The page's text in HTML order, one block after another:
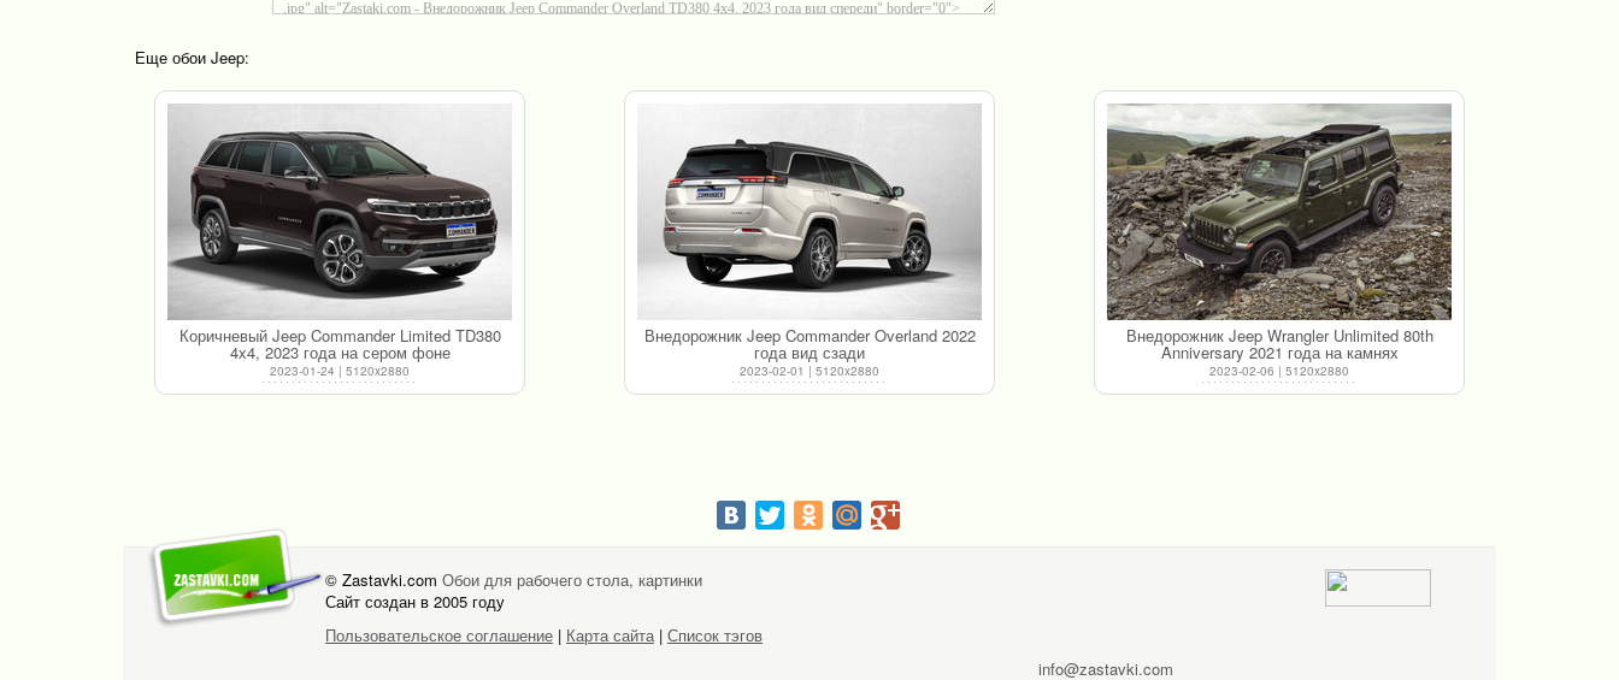
Еще обои Jeep:
Коричневый Jeep Commander Limited TD380
4x4, 2023 года на сером фоне
2023-01-24 | 5120x2880
Внедорожник Jeep Commander Overland 2022
года вид сзади
2023-02-01 | 5120x2880
Внедорожник Jeep Wrangler Unlimited 80th
Anniversary 2021 года на камнях
2023-02-06 | 5120x2880
© Zastavki.com Обои для рабочего стола, картинки
Сайт создан в 2005 году
Пользовательское соглашение | Карта сайта | Список тэгов
info@zastavki.com